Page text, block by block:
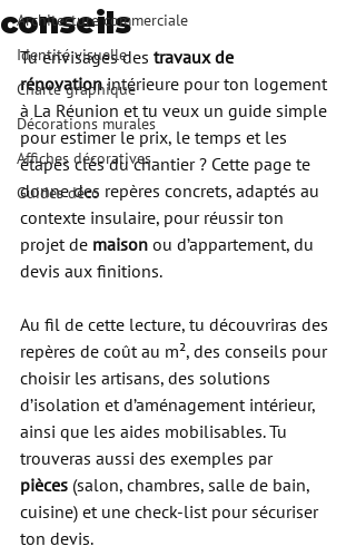
Architecture commerciale
Identité visuelle
Charte graphique
Décorations murales
Affiches décoratives
Guides déco
conseils
Tu envisages des travaux de
rénovation intérieure pour ton logement
à La Réunion et tu veux un guide simple
pour estimer le prix, le temps et les
étapes clés du chantier ? Cette page te
donne des repères concrets, adaptés au
contexte insulaire, pour réussir ton
projet de maison ou d’appartement, du
devis aux finitions.
Au fil de cette lecture, tu découvriras des
repères de coût au m², des conseils pour
choisir les artisans, des solutions
d’isolation et d’aménagement intérieur,
ainsi que les aides mobilisables. Tu
trouveras aussi des exemples par
pièces (salon, chambres, salle de bain,
cuisine) et une check-list pour sécuriser
ton devis.